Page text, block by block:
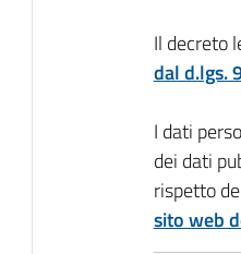
Il decreto
dal d.lgs.
I dati
dei dati
rispetto
sito web